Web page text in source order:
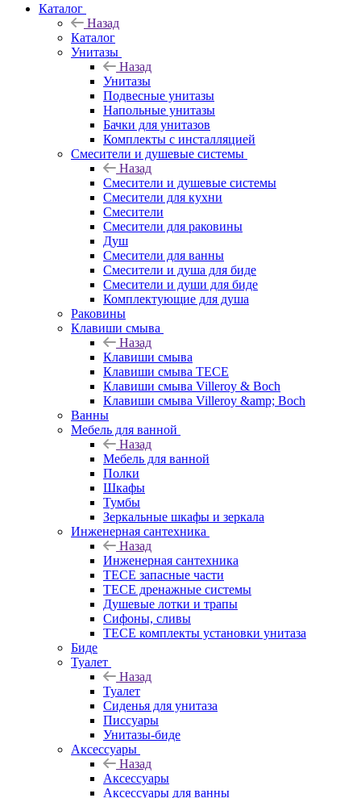
Каталог
Назад
Каталог
Унитазы
Назад
Унитазы
Подвесные унитазы
Напольные унитазы
Бачки для унитазов
Комплекты с инсталляцией
Смесители и душевые системы
Назад
Смесители и душевые системы
Смесители для кухни
Смесители
Смесители для раковины
Душ
Смесители для ванны
Смесители и душа для биде
Смесители и души для биде
Комплектующие для душа
Раковины
Клавиши смыва
Назад
Клавиши смыва
Клавиши смыва TECE
Клавиши смыва Villeroy & Boch
Клавиши смыва Villeroy &amp; Boch
Ванны
Мебель для ванной
Назад
Мебель для ванной
Полки
Шкафы
Тумбы
Зеркальные шкафы и зеркала
Инженерная сантехника
Назад
Инженерная сантехника
TECE запасные части
TECE дренажные системы
Душевые лотки и трапы
Сифоны, сливы
TECE комплекты установки унитаза
Биде
Туалет
Назад
Туалет
Сиденья для унитаза
Писсуары
Унитазы-биде
Аксессуары
Назад
Аксессуары
Аксессуары для ванны